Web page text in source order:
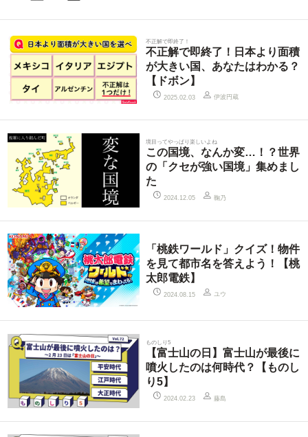
不正解で即終了！
不正解で即終了！日本より面積
が大きい国、あなたはわかる？
【ドボン】
2025.02.03 伊波円蔵
境目ってやっぱり楽しいよね
この国境、なんか変…！？世界
の「クセが強い国境」集めまし
た
2024.12.05 鞠乃
「桃鉄ワールド」クイズ！物件
を見て都市名を答えよう！【桃
太郎電鉄】
2024.08.15 ユウ
ものしり5
【富士山の日】富士山が最後に
噴火したのは何時代？【ものし
り5】
2024.02.23 藤島